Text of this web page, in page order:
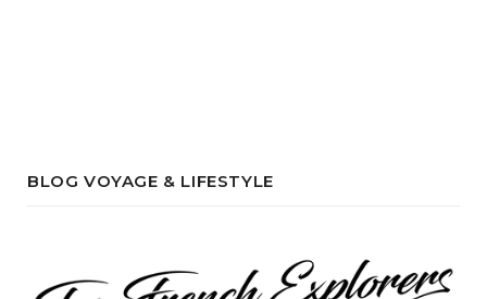
BLOG VOYAGE & LIFESTYLE